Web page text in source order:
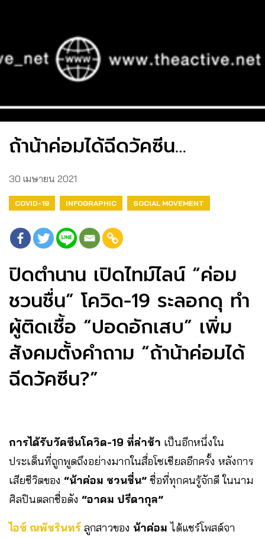
ถ้าน้าค่อมได้ฉีดวัคซีน…
30 เมษายน 2021
COVID-19 INFOGRAPHIC SOCIAL MOVEMENT
ปิดตำนาน เปิดไทม์ไลน์ “ค่อม
ชวนชื่น” โควิด-19 ระลอกดุ ทำ
ผู้ติดเชื้อ “ปอดอักเสบ” เพิ่ม
สังคมตั้งคำถาม “ถ้าน้าค่อมได้
ฉีดวัคซีน?”
การได้รับวัคซีนโควิด-19 ที่ล่าช้า เป็นอีกหนึ่งใน
ประเด็นที่ถูกพูดถึงอย่างมากในสื่อโซเชียลอีกครั้ง หลังการ
เสียชีวิตของ “น้าค่อม ชวนชื่น” ชื่อที่ทุกคนรู้จักดี ในนาม
ศิลปินตลกชื่อดัง “อาคม ปรีดากุล”
ไอซ์ ณพัชรินทร์ ลูกสาวของ น้าค่อม ได้แชร์โพสต์จา